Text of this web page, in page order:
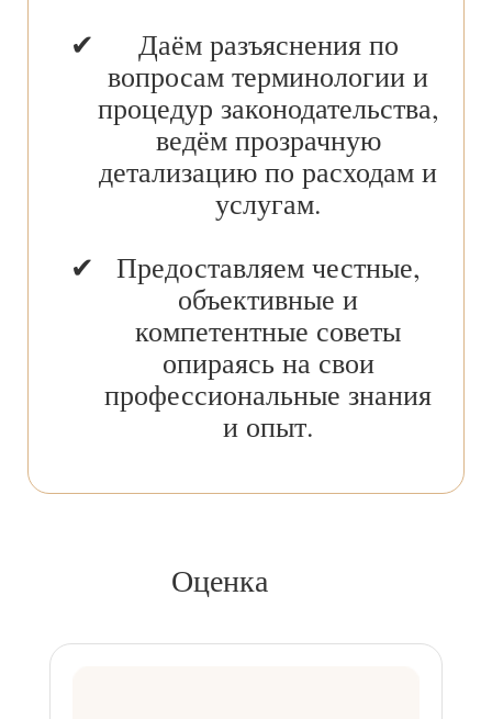
Даём разъяснения по
вопросам терминологии и
процедур законодательства,
ведём прозрачную
детализацию по расходам и
услугам.
Предоставляем честные,
объективные и
компетентные советы
опираясь на свои
профессиональные знания
и опыт.
Оценка